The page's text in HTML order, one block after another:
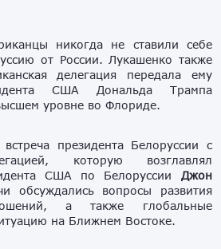
никогда не ставили себе
от России. Лукашенко также
делегация передала ему
США Дональда Трампа
уровне во Флориде.
встреча президента Белоруссии с
которую возглавлял
США по Белоруссии Джон
обсуждались вопросы развития
а также глобальные
на Ближнем Востоке.